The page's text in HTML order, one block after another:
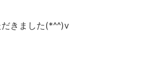
きました(*^^)v